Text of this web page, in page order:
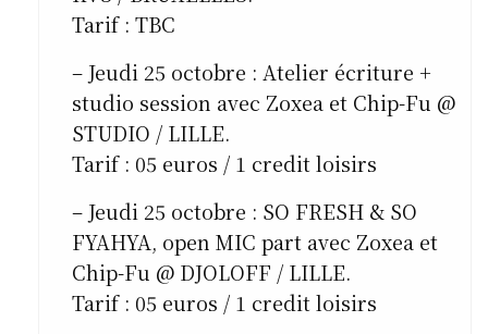
Tarif : TBC
– Jeudi 25 octobre : Atelier écriture +
studio session avec Zoxea et Chip-Fu @
STUDIO / LILLE.
Tarif : 05 euros / 1 credit loisirs
– Jeudi 25 octobre : SO FRESH & SO
FYAHYA, open MIC part avec Zoxea et
Chip-Fu @ DJOLOFF / LILLE.
Tarif : 05 euros / 1 credit loisirs